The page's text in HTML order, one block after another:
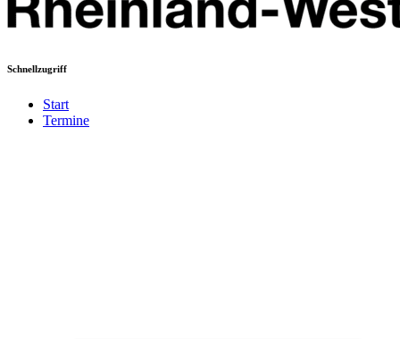
Schnellzugriff
Start
Termine